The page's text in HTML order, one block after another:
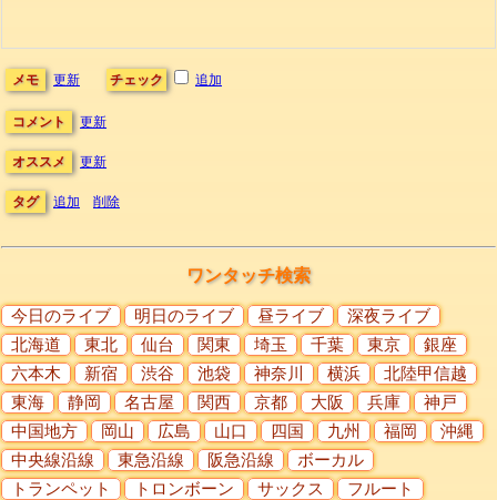
メモ 更新 チェック 追加
コメント 更新
オススメ 更新
タグ 追加 削除
ワンタッチ検索
今日のライブ 明日のライブ 昼ライブ
深夜ライブ
北海道
東北 仙台 関東 埼玉 千葉 東京
銀座
六本木
新宿 渋谷 池袋 神奈川 横浜
北陸甲信越
東海
静岡 名古屋 関西 京都 大阪 兵庫
神戸
中国地方
岡山 広島 山口 四国 九州 福岡
沖縄
中央線沿線
東急沿線 阪急沿線
ボーカル
トランペット
トロンボーン サックス
フルート